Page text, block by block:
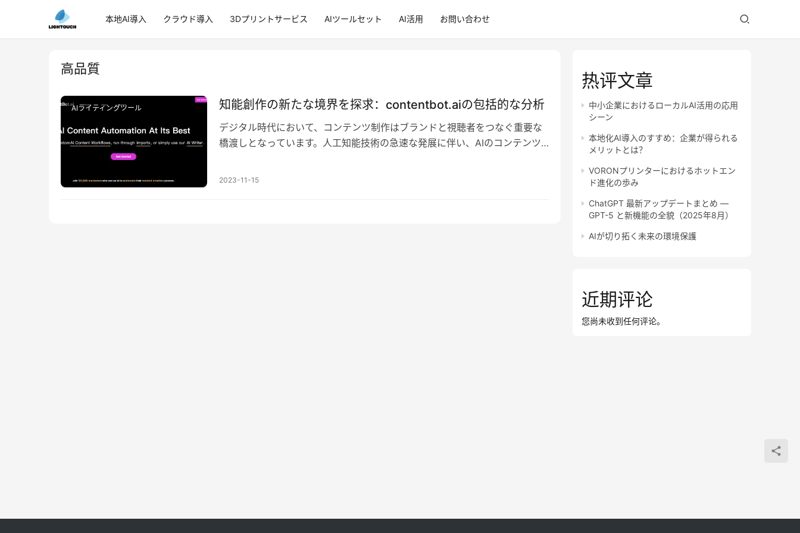
本地AI導入 クラウド導入 3Dプリントサービス AIツールセット AI活用 お問い合わせ
高品質
AIライティングツール 知能創作の新たな境界を探求：contentbot.aiの包括的な分析
デジタル時代において、コンテンツ制作はブランドと視聴者をつなぐ重要な
橋渡しとなっています。人工知能技術の急速な発展に伴い、AIのコンテンツ
2023-11-15
热评文章
中小企業におけるローカルAI活用の応用
シーン
本地化AI導入のすすめ：企業が得られる
メリットとは？
VORONプリンターにおけるホットエン
ド進化の歩み
ChatGPT 最新アップデートまとめ —
GPT-5 と新機能の全貌（2025年8月）
AIが切り拓く未来の環境保護
近期评论
您尚未收到任何评论。